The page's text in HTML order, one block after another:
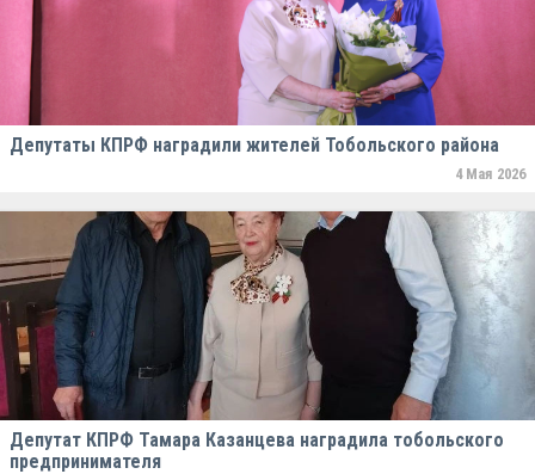
Депутаты КПРФ наградили жителей Тобольского района
4 Мая 2026
Депутат КПРФ Тамара Казанцева наградила тобольского
предпринимателя